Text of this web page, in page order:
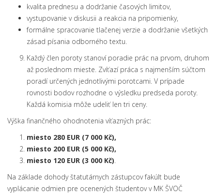
kvalita prednesu a dodržanie časových limitov,
vystupovanie v diskusii a reakcia na pripomienky,
formálne spracovanie tlačenej verzie a dodržanie všetkých
zásad písania odborného textu.
Každý člen poroty stanoví poradie prác na prvom, druhom
až poslednom mieste. Zvíťazí práca s najmenším súčtom
poradí určených jednotlivými porotcami. V prípade
rovnosti bodov rozhodne o výsledku predseda poroty.
Každá komisia môže udeliť len tri ceny.
Výška finančného ohodnotenia víťazných prác:
miesto 280 EUR (7 000 Kč),
miesto 200 EUR (5 000 Kč),
miesto 120 EUR (3 000 Kč)
Na základe dohody štatutárnych zástupcov fakúlt bude
vyplácanie odmien pre ocenených študentov v MK ŠVOČ